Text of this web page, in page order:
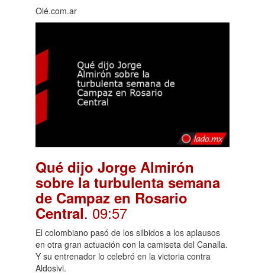
Olé.com.ar
Qué dijo Jorge Almirón
sobre la turbulenta semana
de Campaz en Rosario
Central. 09:57
El colombiano pasó de los silbidos a los aplausos
en otra gran actuación con la camiseta del Canalla.
Y su entrenador lo celebró en la victoria contra
Aldosivi.